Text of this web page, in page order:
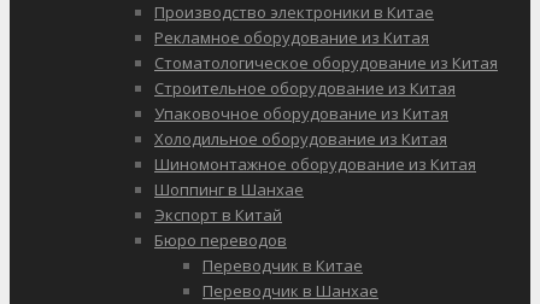
Производство электроники в Китае
Рекламное оборудование из Китая
Стоматологическое оборудование из Китая
Строительное оборудование из Китая
Упаковочное оборудование из Китая
Холодильное оборудование из Китая
Шиномонтажное оборудование из Китая
Шоппинг в Шанхае
Экспорт в Китай
Бюро переводов
Переводчик в Китае
Переводчик в Шанхае